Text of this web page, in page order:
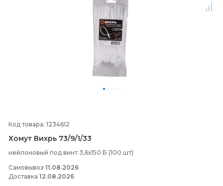
Код товара: 1234612
Хомут Вихрь 73/9/1/33
нейлоновый под винт 3,6х150 Б (100 шт)
Самовывоз 11.08.2026
Доставка 12.08.2026